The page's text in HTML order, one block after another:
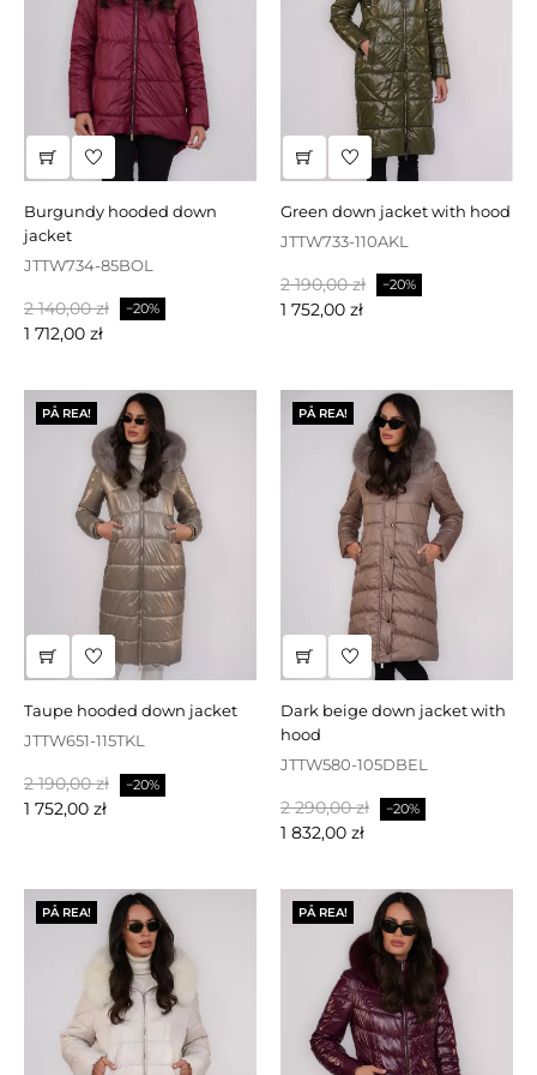
burgundy hooded down
jacket
JTTW734-85BOL
Baspris
2 140,00 zł −20%
1 712,00 zł
green down jacket with hood
JTTW733-110AKL
Baspris
2 190,00 zł −20%
1 752,00 zł
PÅ REA!
taupe hooded down jacket
JTTW651-115TKL
Baspris
2 190,00 zł −20%
1 752,00 zł
PÅ REA!
dark beige down jacket with
hood
JTTW580-105DBEL
Baspris
2 290,00 zł −20%
1 832,00 zł
PÅ REA! PÅ REA!